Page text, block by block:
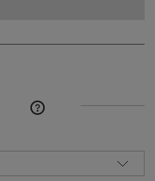
CENA NIE ZAWIERA
KOSZTÓW PŁATNOŚCI